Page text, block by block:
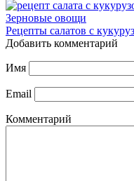
Зерновые овощи
Рецепты салатов с
Добавить комментарий
Имя
Email
Комментарий